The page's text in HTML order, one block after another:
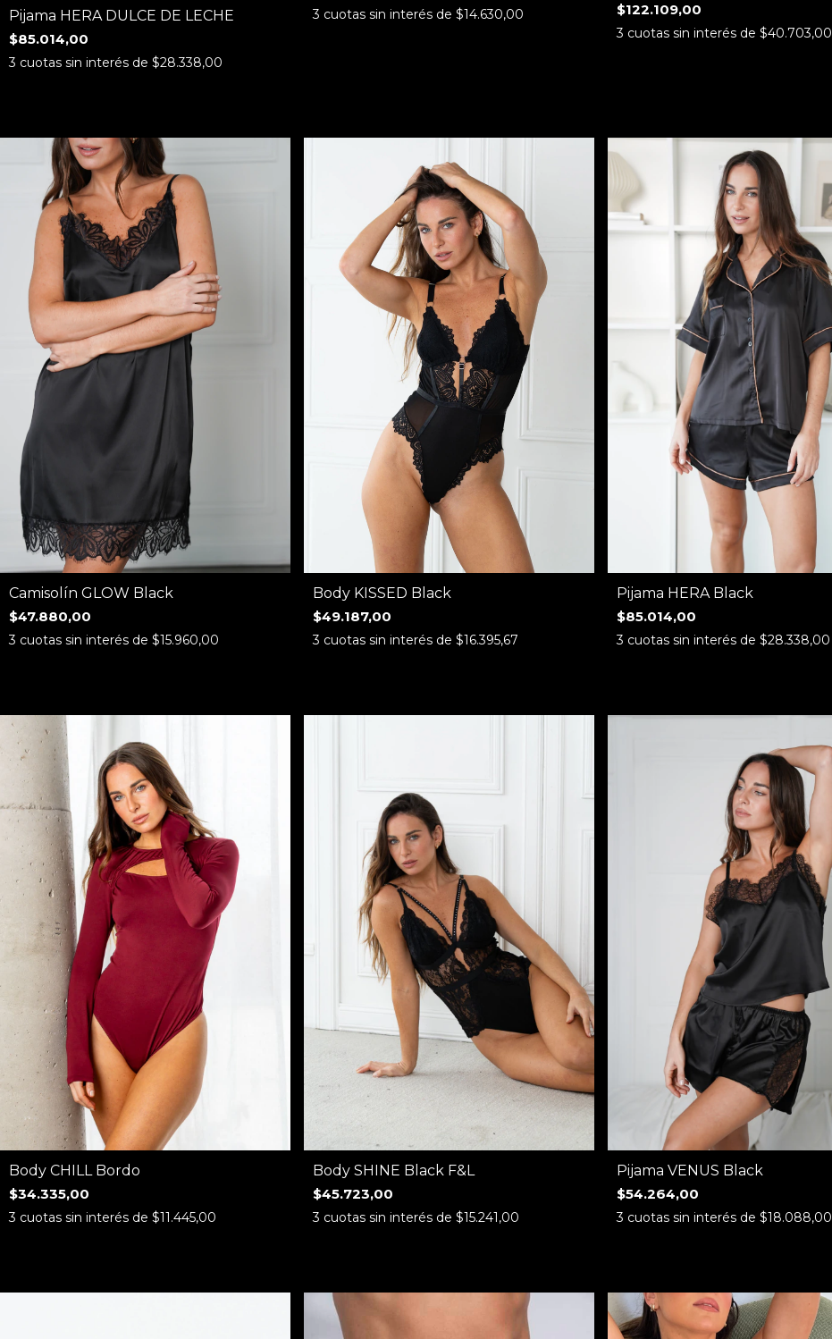
Pijama HERA DULCE DE LECHE
$85.014,00
3 cuotas sin interés de $28.338,00
3 cuotas sin interés de $14.630,00
$122.109,00
3 cuotas sin interés de $40.703,00
Camisolín GLOW Black
$47.880,00
3 cuotas sin interés de $15.960,00
Body KISSED Black
$49.187,00
3 cuotas sin interés de $16.395,67
Pijama HERA Black
$85.014,00
3 cuotas sin interés de $28.338,00
Body CHILL Bordo
$34.335,00
3 cuotas sin interés de $11.445,00
Body SHINE Black F&L
$45.723,00
3 cuotas sin interés de $15.241,00
Pijama VENUS Black
$54.264,00
3 cuotas sin interés de $18.088,00